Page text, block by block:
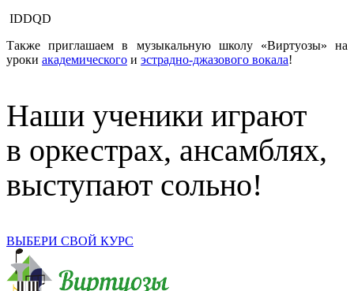
IDDQD
Также приглашаем в музыкальную школу «Виртуозы» на
уроки академического и эстрадно-джазового вокала!
Наши ученики играют
в оркестрах, ансамблях,
выступают сольно!
ВЫБЕРИ СВОЙ КУРС